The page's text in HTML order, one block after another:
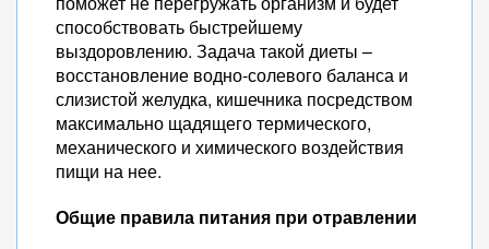
способствовать быстрейшему
выздоровлению. Задача такой диеты –
восстановление водно-солевого баланса и
слизистой желудка, кишечника посредством
максимально щадящего термического,
механического и химического воздействия
пищи на нее.
Общие правила питания при отравлении